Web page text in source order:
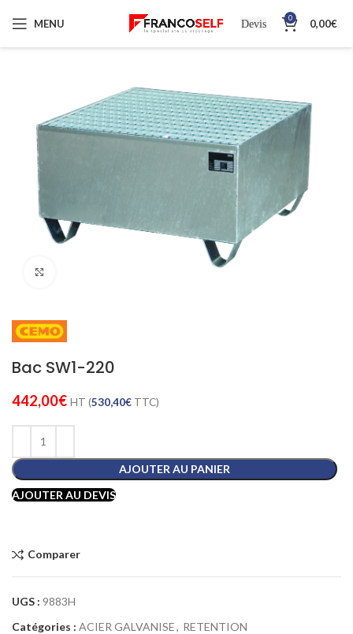
MENU Devis 0 0,00€
Bac SW1-220
442,00€ HT (530,40€ TTC)
AJOUTER AU PANIER
AJOUTER AU DEVIS
Comparer
UGS : 9883H
Catégories : ACIER GALVANISE, RETENTION